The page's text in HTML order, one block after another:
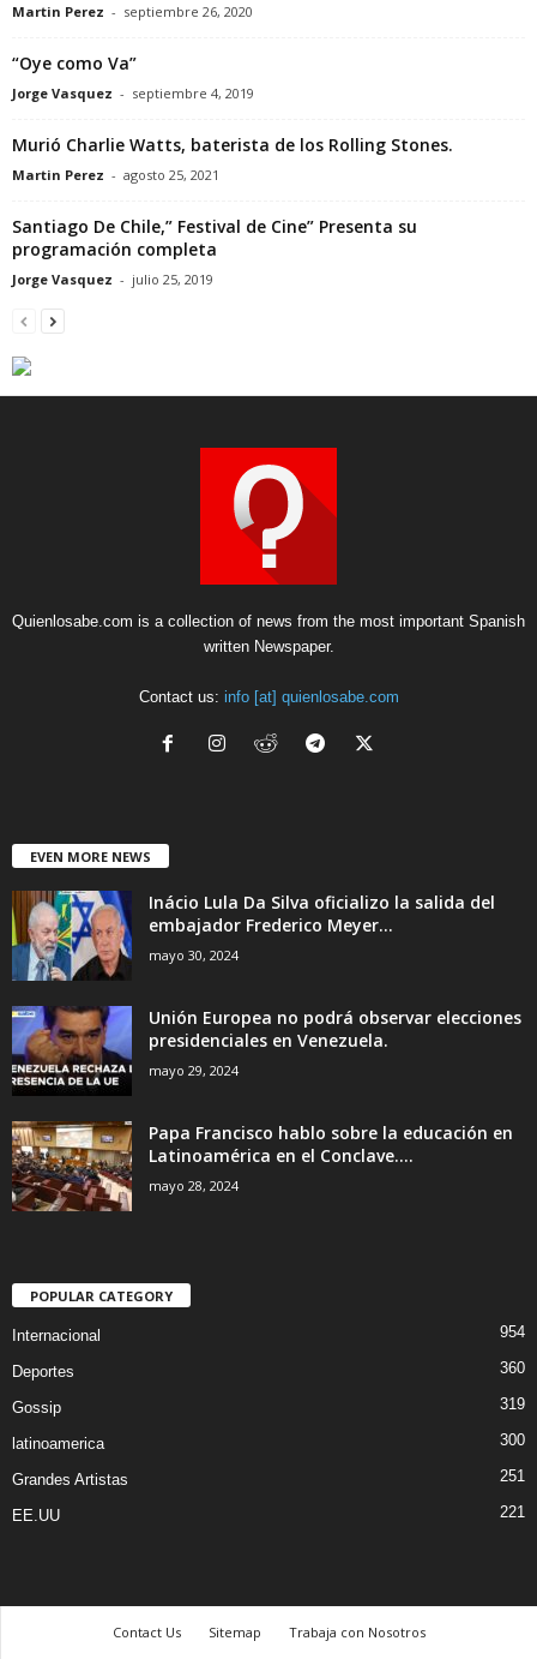
Martin Perez - septiembre 26, 2020
“Oye como Va”
Jorge Vasquez - septiembre 4, 2019
Murió Charlie Watts, baterista de los Rolling Stones.
Martin Perez - agosto 25, 2021
Santiago De Chile,” Festival de Cine” Presenta su
programación completa
Jorge Vasquez - julio 25, 2019
Quienlosabe.com is a collection of news from the most important Spanish
written Newspaper.
Contact us: info [at] quienlosabe.com
EVEN MORE NEWS
Inácio Lula Da Silva oficializo la salida del
embajador Frederico Meyer...
mayo 30, 2024
Unión Europea no podrá observar elecciones
presidenciales en Venezuela.
mayo 29, 2024
Papa Francisco hablo sobre la educación en
Latinoamérica en el Conclave....
mayo 28, 2024
POPULAR CATEGORY
Internacional 954
Deportes 360
Gossip 319
latinoamerica 300
Grandes Artistas 251
EE.UU 221
Contact Us Sitemap Trabaja con Nosotros